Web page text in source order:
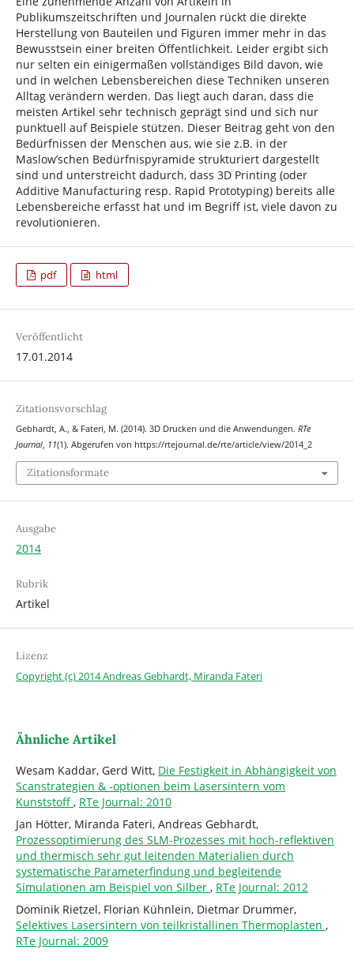
Publikumszeitschriften und Journalen rückt die direkte
Herstellung von Bauteilen und Figuren immer mehr in das
Bewusstsein einer breiten Öffentlichkeit. Leider ergibt sich
nur selten ein einigermaßen vollständiges Bild davon, wie
und in welchen Lebensbereichen diese Techniken unseren
Alltag verändern werden. Das liegt auch daran, dass die
meisten Artikel sehr technisch geprägt sind und sich nur
punktuell auf Beispiele stützen. Dieser Beitrag geht von den
Bedürfnissen der Menschen aus, wie sie z.B. in der
Maslow’schen Bedürfnispyramide strukturiert dargestellt
sind und unterstreicht dadurch, dass 3D Printing (oder
Additive Manufacturing resp. Rapid Prototyping) bereits alle
Lebensbereiche erfasst hat und im Begriff ist, viele davon zu
revolutionieren.
pdf html
Veröffentlicht
17.01.2014
Zitationsvorschlag
Gebhardt, A., & Fateri, M. (2014). 3D Drucken und die Anwendungen. RTe
Journal, 11(1). Abgerufen von https://rtejournal.de/rte/article/view/2014_2
Zitationsformate
Ausgabe
2014
Rubrik
Artikel
Lizenz
Copyright (c) 2014 Andreas Gebhardt, Miranda Fateri
Ähnliche Artikel
Wesam Kaddar, Gerd Witt, Die Festigkeit in Abhängigkeit von
Scanstrategien & -optionen beim Lasersintern vom
Kunststoff , RTe Journal: 2010
Jan Hötter, Miranda Fateri, Andreas Gebhardt,
Prozessoptimierung des SLM-Prozesses mit hoch-reflektiven
und thermisch sehr gut leitenden Materialien durch
systematische Parameterfindung und begleitende
Simulationen am Beispiel von Silber , RTe Journal: 2012
Dominik Rietzel, Florian Kühnlein, Dietmar Drummer,
Selektives Lasersintern von teilkristallinen Thermoplasten ,
RTe Journal: 2009